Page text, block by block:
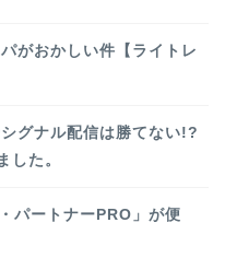
がおかしい件【ライトレ
グナル配信は勝てない!?
した。
パートナーPRO」が便